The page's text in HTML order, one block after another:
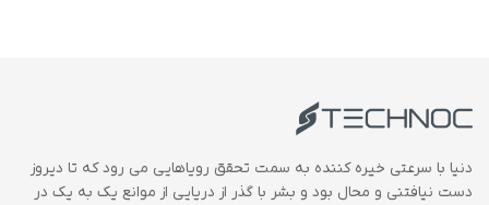
دنیا با سرعتی خیره کننده به سمت تحقق رویاهایی می رود که تا دیروز
دست نیافتنی و محال بود و بشر با گذر از دریایی از موانع یک به یک در